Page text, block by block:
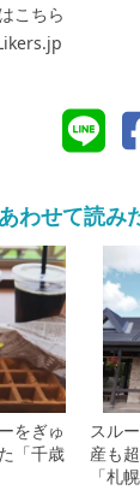
こちら
あわせて読み
をぎゅ
「千歳
スル
産も
「札